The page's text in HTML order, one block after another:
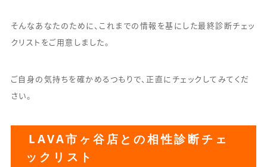
そんなあなたのために、これまでの情報を基にした最終診断チェッ
クリストをご用意しました。
ご自身の気持ちを確かめるつもりで、正直にチェックしてみてくだ
さい。
LAVA市ヶ谷店との相性診断チェ
ックリスト